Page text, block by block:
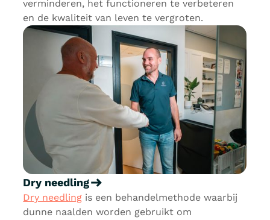
verminderen, het functioneren te verbeteren
en de kwaliteit van leven te vergroten.
Dry needling
Dry needling is een behandelmethode waarbij
dunne naalden worden gebruikt om